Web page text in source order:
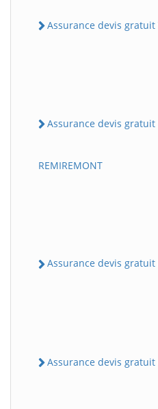
Assurance devis gratuit
Assurance devis gratuit
REMIREMONT
Assurance devis gratuit
Assurance devis gratuit